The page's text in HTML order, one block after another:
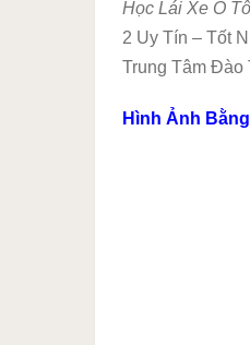
Học Lái Xe Ô
2 Uy Tín – Tốt
Trung Tâm Đào
Hình Ảnh